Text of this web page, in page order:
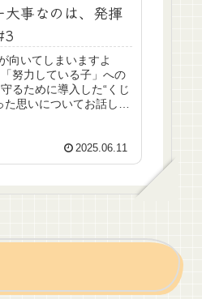
事なのは、発揮
向いてしまいますよ
努力している子」への
るために導入した“くじ
思いについてお話しし
2025.06.11